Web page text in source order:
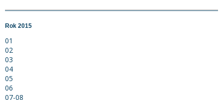
Rok 2015
01
02
03
04
05
06
07-08